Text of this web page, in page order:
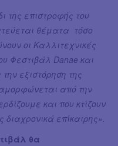
της επιστροφής του
θέματα τόσο
οι Καλλιτεχνικές
Φεστιβάλ Danae και
εξιστόρηση της
από την
και που κτίζουν
διαχρονικά επίκαιρης».
θα